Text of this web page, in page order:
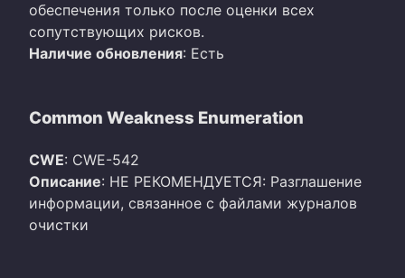
обеспечения только после оценки всех
сопутствующих рисков.
Наличие обновления: Есть
Common Weakness Enumeration
CWE: CWE-542
Описание: НЕ РЕКОМЕНДУЕТСЯ: Разглашение
информации, связанное с файлами журналов
очистки